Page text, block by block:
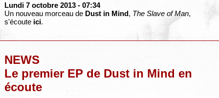
Lundi 7 octobre 2013 - 07:34
Un nouveau morceau de Dust in Mind, The Slave of Man,
s'écoute ici.
NEWS
Le premier EP de Dust in Mind en
écoute